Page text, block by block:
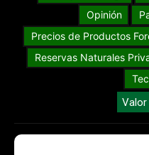
Opinión
Precios de Productos
Reservas Naturales